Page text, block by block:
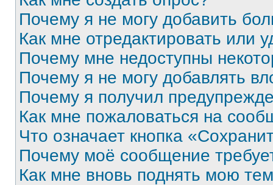
Почему я не могу добавить
Как мне отредактировать или
Почему мне недоступны
Почему я не могу добавлять
Почему я получил
Как мне пожаловаться на
Что означает кнопка
Почему моё сообщение
Как мне вновь поднять мою